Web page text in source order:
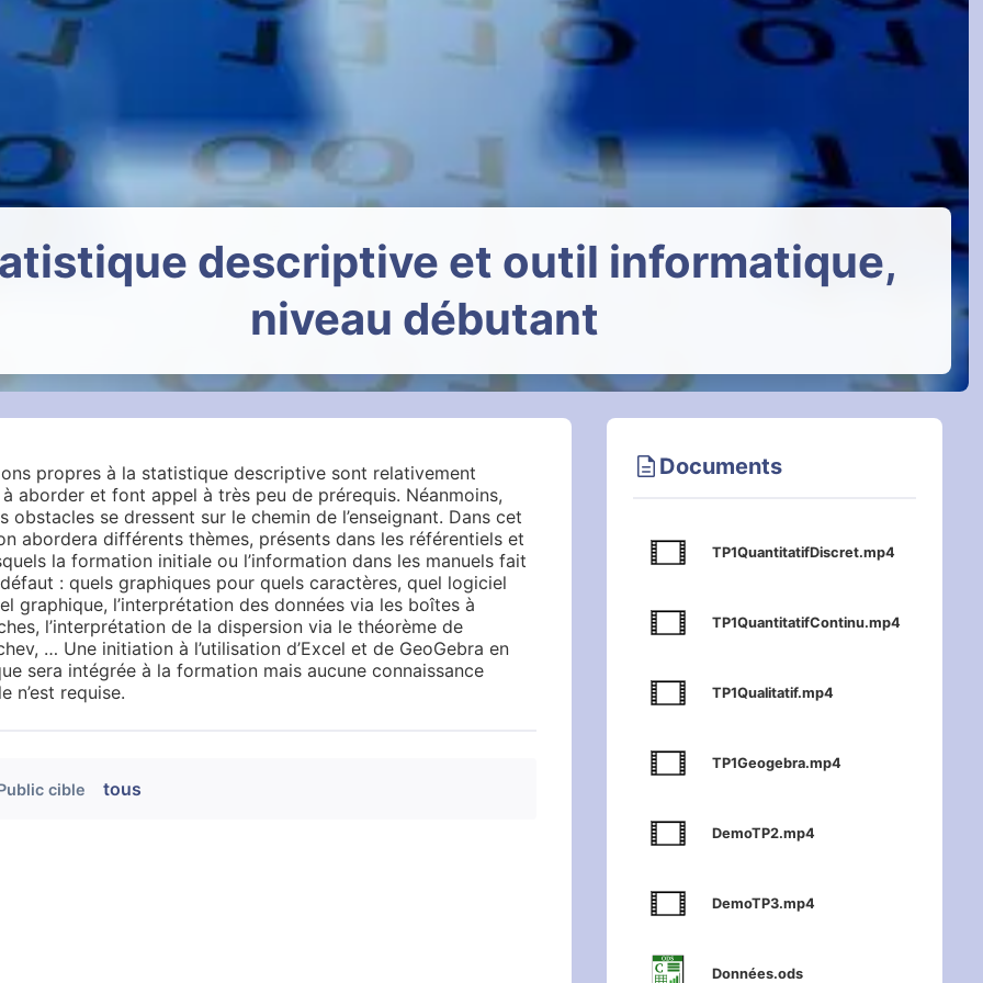
descriptive et outil informatique,
niveau débutant
propres à la statistique descriptive sont relativement
aborder et font appel à très peu de prérequis. Néanmoins,
obstacles se dressent sur le chemin de l’enseignant. Dans cet
abordera différents thèmes, présents dans les référentiels et
la formation initiale ou l’information dans les manuels fait
: quels graphiques pour quels caractères, quel logiciel
graphique, l’interprétation des données via les boîtes à
l’interprétation de la dispersion via le théorème de
… Une initiation à l’utilisation d’Excel et de GeoGebra en
sera intégrée à la formation mais aucune connaissance
n’est requise.
cible tous
description Documents
TP1QuantitatifDiscret.mp4
TP1QuantitatifContinu.mp4
TP1Qualitatif.mp4
TP1Geogebra.mp4
DemoTP2.mp4
DemoTP3.mp4
Données.ods